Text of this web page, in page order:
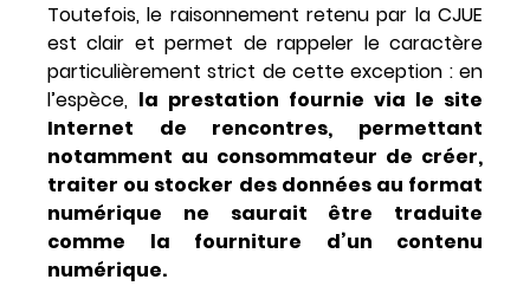
Toutefois, le raisonnement retenu par la CJUE
est clair et permet de rappeler le caractère
particulièrement strict de cette exception : en
l’espèce, la prestation fournie via le site
Internet de rencontres, permettant
notamment au consommateur de créer,
traiter ou stocker des données au format
numérique ne saurait être traduite
comme la fourniture d’un contenu
numérique.